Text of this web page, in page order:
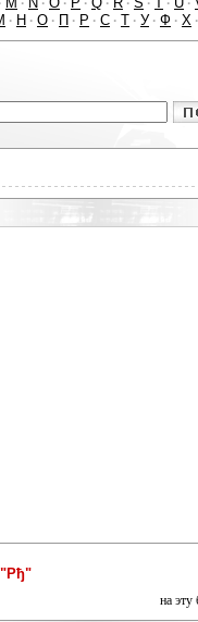
· · · · · · · · · ·
· Н · О · П · Р · С · Т · У · Ф · Х
"Рђ"
на эту